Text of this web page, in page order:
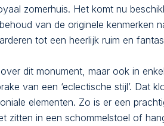
zomerhuis. Het komt nu
van de originele kenmerken
tot een heerlijk ruim en
dit monument, maar ook in
van een ‘eclectische stijl’. Dat
elementen. Zo is er een
zitten in een schommelstoel of